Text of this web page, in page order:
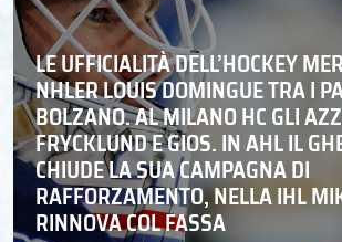
LE UFFICIALITÀ DELL’HOCKEY
NHLER LOUIS DOMINGUE TRA I
BOLZANO. AL MILANO HC GLI
FRYCKLUND E GIOS. IN AHL IL
CHIUDE LA SUA CAMPAGNA DI
RAFFORZAMENTO, NELLA IHL
RINNOVA COL FASSA